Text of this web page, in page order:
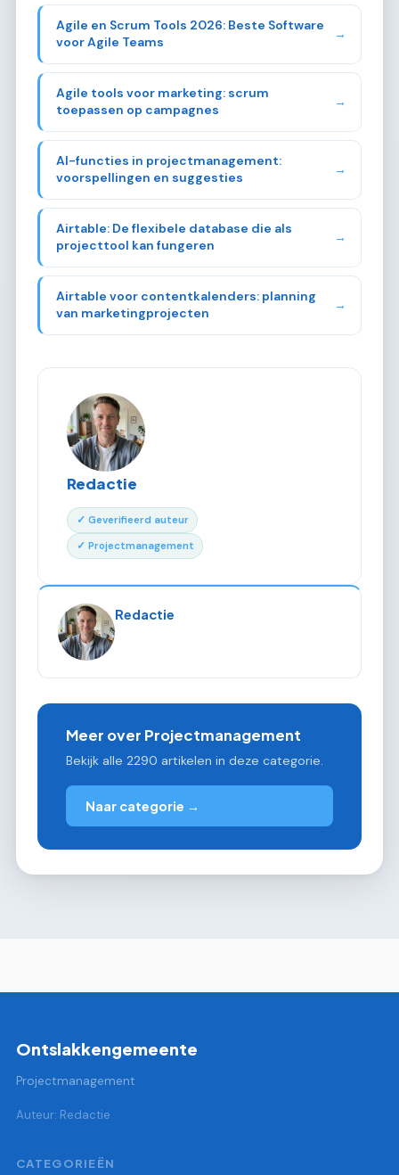
Agile en Scrum Tools 2026: Beste Software
voor Agile Teams
→
Agile tools voor marketing: scrum
toepassen op campagnes
→
AI-functies in projectmanagement:
voorspellingen en suggesties
→
Airtable: De flexibele database die als
projecttool kan fungeren
→
Airtable voor contentkalenders: planning
van marketingprojecten
→
Redactie
✓ Geverifieerd auteur
✓ Projectmanagement
Redactie
Meer over Projectmanagement
Bekijk alle 2290 artikelen in deze categorie.
Naar categorie →
Ontslakkengemeente
Projectmanagement
Auteur: Redactie
CATEGORIEËN